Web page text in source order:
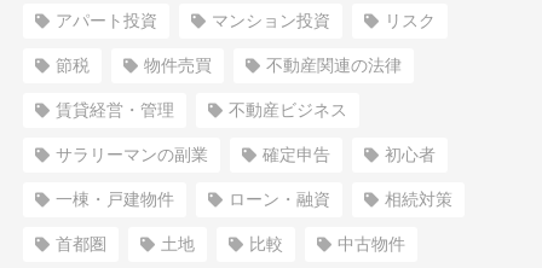
アパート投資 マンション投資 リスク
節税 物件売買 不動産関連の法律
賃貸経営・管理 不動産ビジネス
サラリーマンの副業 確定申告 初心者
一棟・戸建物件 ローン・融資 相続対策
首都圏 土地 比較 中古物件